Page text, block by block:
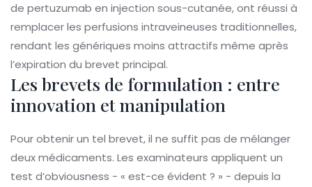
de pertuzumab en injection sous-cutanée, ont réussi à
remplacer les perfusions intraveineuses traditionnelles,
rendant les génériques moins attractifs même après
l’expiration du brevet principal.
Les brevets de formulation : entre
innovation et manipulation
Pour obtenir un tel brevet, il ne suffit pas de mélanger
deux médicaments. Les examinateurs appliquent un
test d’obviousness - « est-ce évident ? » - depuis la